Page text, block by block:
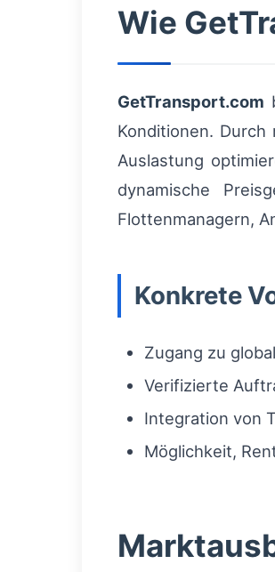
Wie
GetTransport.com
Konditionen.
Auslastung
dynamische
Flottenmanagern,
Konkrete
Zugang zu
Verifizierte
Integration von
Möglichkeit,